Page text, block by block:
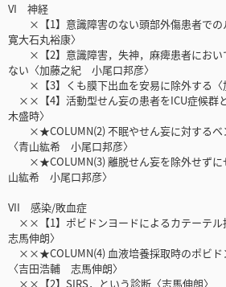
VI 神経
×【1】意識障害のない頭部外傷患者での
寛大石丸裕康〉
×【2】意識障害，失神，麻痺患者におい
ない〈加藤之紀 小尾口邦彦〉
×【3】くも膜下出血を安易に除外する〈
××【4】活動型せん妄の患者をICU症候群
木盛時〉
×★COLUMN(2) 不眠やせん妄に対するベ
〈青山紘希 小尾口邦彦〉
×★COLUMN(3) 離脱せん妄を除外せずに
山紘希 小尾口邦彦〉
VII 感染/敗血症
××【1】ポビドンヨードによるカテーテル
志馬伸朗〉
××★COLUMN(4) 血液培養採取時のポビド
〈吉田浩輔 志馬伸朗〉
××【2】SIRS，という診断〈志馬伸朗〉